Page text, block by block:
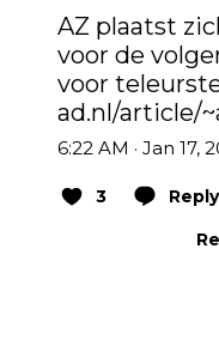
AZ plaatst
voor de
ad.nl/article/
6:22 AM · Jan 17,
3 Reply